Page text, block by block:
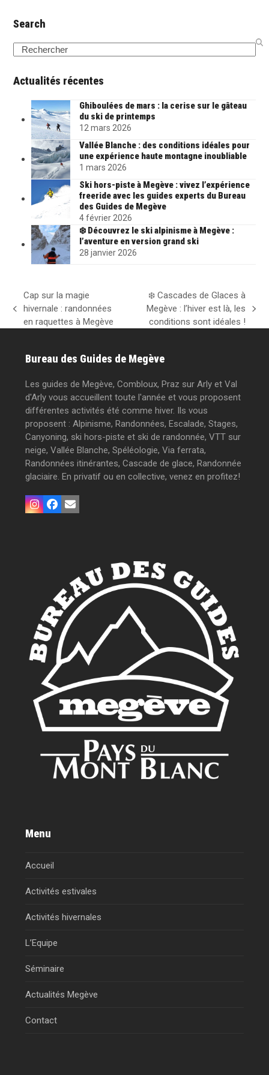
Search
Search
Actualités récentes
Ghiboulées de mars : la cerise sur le gâteau
du ski de printemps
12 mars 2026
Vallée Blanche : des conditions idéales pour
une expérience haute montagne inoubliable
1 mars 2026
Ski hors-piste à Megève : vivez l’expérience
freeride avec les guides experts du Bureau
des Guides de Megève
4 février 2026
❄️ Découvrez le ski alpinisme à Megève :
l’aventure en version grand ski
28 janvier 2026
previous
post:
Cap sur la magie
hivernale : randonnées
en raquettes à Megève
next
post:
❄️ Cascades de Glaces à
Megève : l’hiver est là, les
conditions sont idéales !
Bureau des Guides de Megève
Les guides de Megève, Combloux, Praz sur Arly et Val
d'Arly vous accueillent toute l'année et vous proposent
différentes activités été comme hiver. Ils vous
proposent : Alpinisme, Randonnées, Escalade, Stages,
Canyoning, ski hors-piste et ski de randonnée, VTT sur
neige, Vallée Blanche, Spéléologie, Via ferrata,
Randonnées itinérantes, Cascade de glace, Randonnée
glaciaire. En privatif ou en collective, venez en profitez!
Instagram
Facebook
Email
Menu
Accueil
Activités estivales
Activités hivernales
L’Equipe
Séminaire
Actualités Megève
Contact